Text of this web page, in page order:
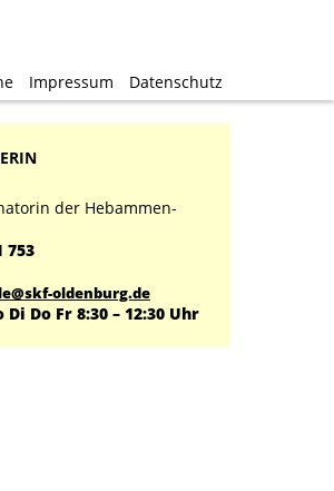
Impressum Datenschutz
Impressum Datenschutz
der Hebammen-
753
oldenburg.de
Do Fr 8:30 – 12:30 Uhr